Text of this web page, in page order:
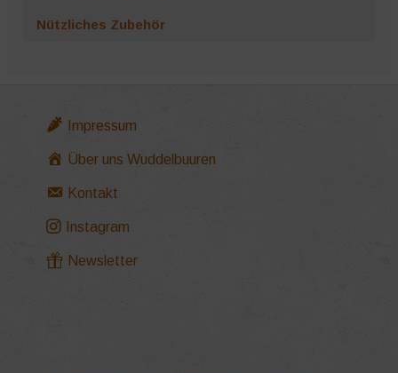
Nützliches Zubehör
Impressum
Über uns Wuddelbuuren
Kontakt
Instagram
Newsletter